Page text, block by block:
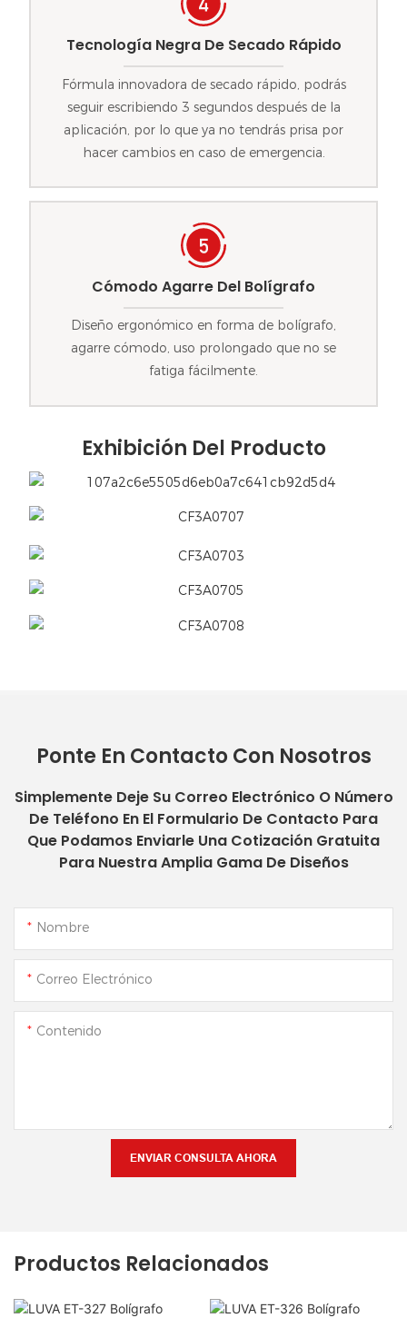
Tecnología Negra De Secado Rápido
Fórmula innovadora de secado rápido, podrás
seguir escribiendo 3 segundos después de la
aplicación, por lo que ya no tendrás prisa por
hacer cambios en caso de emergencia.
Cómodo Agarre Del Bolígrafo
Diseño ergonómico en forma de bolígrafo,
agarre cómodo, uso prolongado que no se
fatiga fácilmente.
Exhibición Del Producto
Ponte En Contacto Con Nosotros
Simplemente Deje Su Correo Electrónico O Número
De Teléfono En El Formulario De Contacto Para
Que Podamos Enviarle Una Cotización Gratuita
Para Nuestra Amplia Gama De Diseños
Nombre
Correo Electrónico
Contenido
ENVIAR CONSULTA AHORA
Productos Relacionados